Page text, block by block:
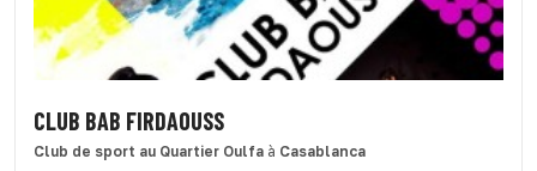
CLUB BAB FIRDAOUSS
Club de sport au Quartier Oulfa à Casablanca